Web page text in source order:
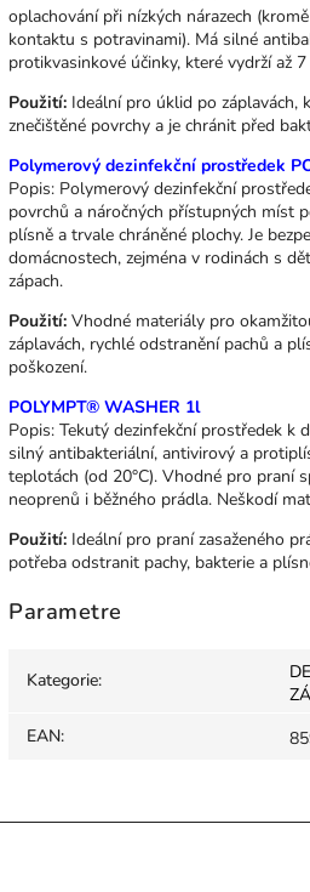
oplachování při nízkých nárazech
kontaktu s potravinami). Má silné
protikvasinkové účinky, které vydrží až
Použití: Ideální pro úklid po záplavách,
znečištěné povrchy a je chránit před
Polymerový dezinfekční prostředek
Popis: Polymerový dezinfekční
povrchů a náročných přístupných míst
plísně a trvale chráněné plochy. Je
domácnostech, zejména v rodinách s
zápach.
Použití: Vhodné materiály pro
záplavách, rychlé odstranění pachů a
poškození.
POLYMPT® WASHER 1l
Popis: Tekutý dezinfekční prostředek k
silný antibakteriální, antivirový a
teplotách (od 20°C). Vhodné pro praní
neoprenů i běžného prádla. Neškodí
Použití: Ideální pro praní zasaženého
potřeba odstranit pachy, bakterie a
Parametre
Kategorie:
EAN: